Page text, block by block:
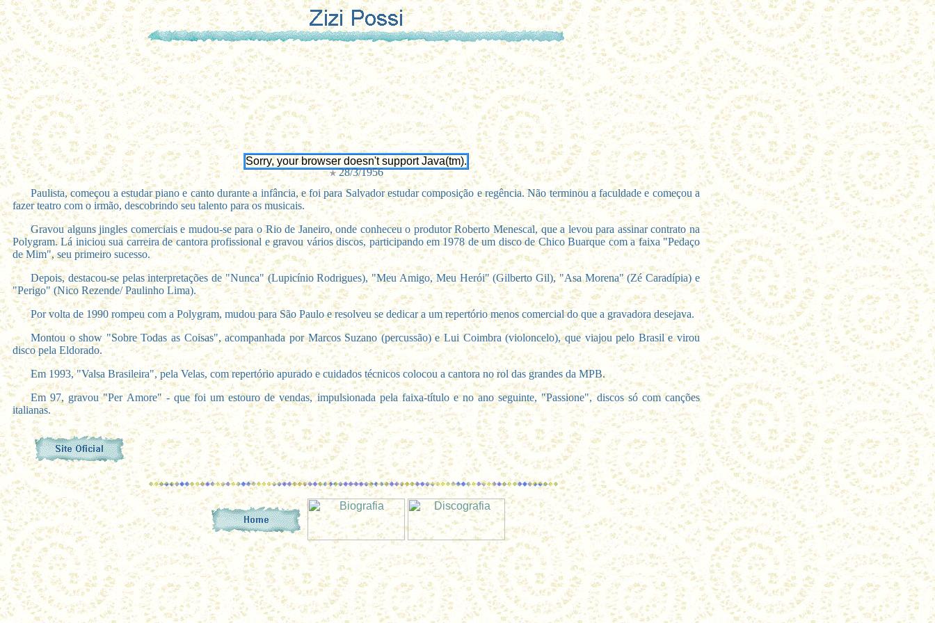
Sorry, your browser doesn't support Java(tm).
28/3/1956
Paulista, começou a estudar piano e canto durante a infância, e foi para Salvador estudar composição e regência. Não terminou a faculdade e começou a
fazer teatro com o irmão, descobrindo seu talento para os musicais.
Gravou alguns jingles comerciais e mudou-se para o Rio de Janeiro, onde conheceu o produtor Roberto Menescal, que a levou para assinar contrato na
Polygram. Lá iniciou sua carreira de cantora profissional e gravou vários discos, participando em 1978 de um disco de Chico Buarque com a faixa "Pedaço
de Mim", seu primeiro sucesso.
Depois, destacou-se pelas interpretações de "Nunca" (Lupicínio Rodrigues), "Meu Amigo, Meu Herói" (Gilberto Gil), "Asa Morena" (Zé Caradípia) e
"Perigo" (Nico Rezende/ Paulinho Lima).
Por volta de 1990 rompeu com a Polygram, mudou para São Paulo e resolveu se dedicar a um repertório menos comercial do que a gravadora desejava.
Montou o show "Sobre Todas as Coisas", acompanhada por Marcos Suzano (percussão) e Lui Coimbra (violoncelo), que viajou pelo Brasil e virou
disco pela Eldorado.
Em 1993, "Valsa Brasileira", pela Velas, com repertório apurado e cuidados técnicos colocou a cantora no rol das grandes da MPB.
Em 97, gravou "Per Amore" - que foi um estouro de vendas, impulsionada pela faixa-título e no ano seguinte, "Passione", discos só com canções
italianas.